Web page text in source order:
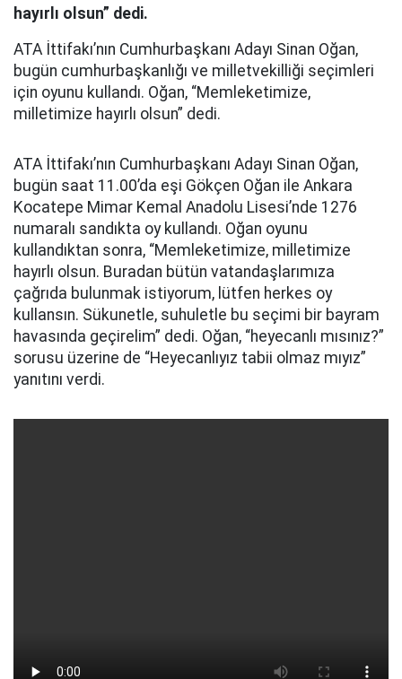
hayırlı olsun” dedi.
ATA İttifakı’nın Cumhurbaşkanı Adayı Sinan Oğan,
bugün cumhurbaşkanlığı ve milletvekilliği seçimleri
için oyunu kullandı. Oğan, “Memleketimize,
milletimize hayırlı olsun” dedi.
ATA İttifakı’nın Cumhurbaşkanı Adayı Sinan Oğan,
bugün saat 11.00’da eşi Gökçen Oğan ile Ankara
Kocatepe Mimar Kemal Anadolu Lisesi’nde 1276
numaralı sandıkta oy kullandı. Oğan oyunu
kullandıktan sonra, “Memleketimize, milletimize
hayırlı olsun. Buradan bütün vatandaşlarımıza
çağrıda bulunmak istiyorum, lütfen herkes oy
kullansın. Sükunetle, suhuletle bu seçimi bir bayram
havasında geçirelim” dedi. Oğan, “heyecanlı mısınız?”
sorusu üzerine de “Heyecanlıyız tabii olmaz mıyız”
yanıtını verdi.